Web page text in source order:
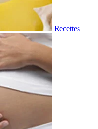
Recettes